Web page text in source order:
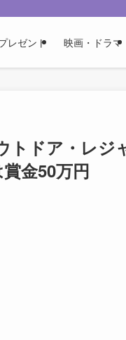
レゼント 映画・ドラマ
トドア・レ
金50万円